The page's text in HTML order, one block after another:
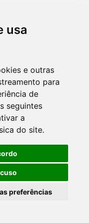
usa
e outras
para
de
seguintes
a
do site.
preferências